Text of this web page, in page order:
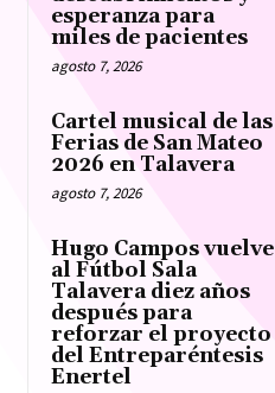
esperanza para
miles de pacientes
agosto 7, 2026
Cartel musical de las
Ferias de San Mateo
2026 en Talavera
agosto 7, 2026
Hugo Campos vuelve
al Fútbol Sala
Talavera diez años
después para
reforzar el proyecto
del Entreparéntesis
Enertel